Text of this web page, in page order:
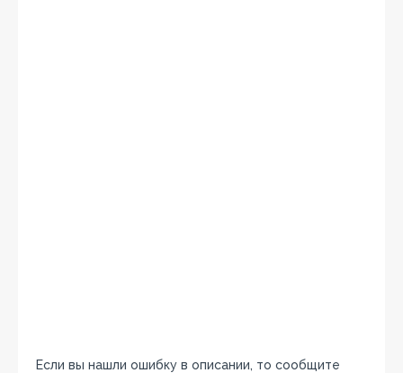
Если вы нашли ошибку в описании, то сообщите